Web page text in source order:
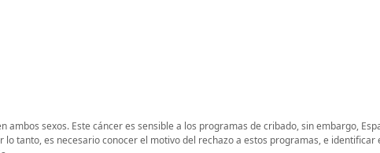
ambos sexos. Este cáncer es sensible a los programas de cribado, sin embargo,
tanto, es necesario conocer el motivo del rechazo a estos programas, e identificar